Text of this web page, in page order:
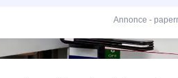
Annonce -